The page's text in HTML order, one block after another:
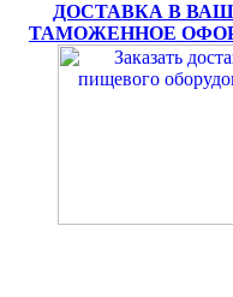
ДОСТАВКА В
ТАМОЖЕННОЕ